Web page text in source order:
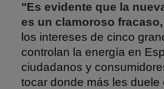
"Es evidente que la
es un clamoroso fracaso,
los intereses de cinco
controlan la energía en
ciudadanos y
tocar donde más les